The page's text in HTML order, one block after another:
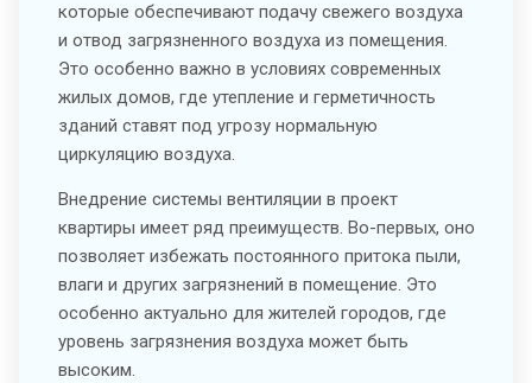
которые обеспечивают подачу свежего воздуха
и отвод загрязненного воздуха из помещения.
Это особенно важно в условиях современных
жилых домов, где утепление и герметичность
зданий ставят под угрозу нормальную
циркуляцию воздуха.
Внедрение системы вентиляции в проект
квартиры имеет ряд преимуществ. Во-первых, оно
позволяет избежать постоянного притока пыли,
влаги и других загрязнений в помещение. Это
особенно актуально для жителей городов, где
уровень загрязнения воздуха может быть
высоким.